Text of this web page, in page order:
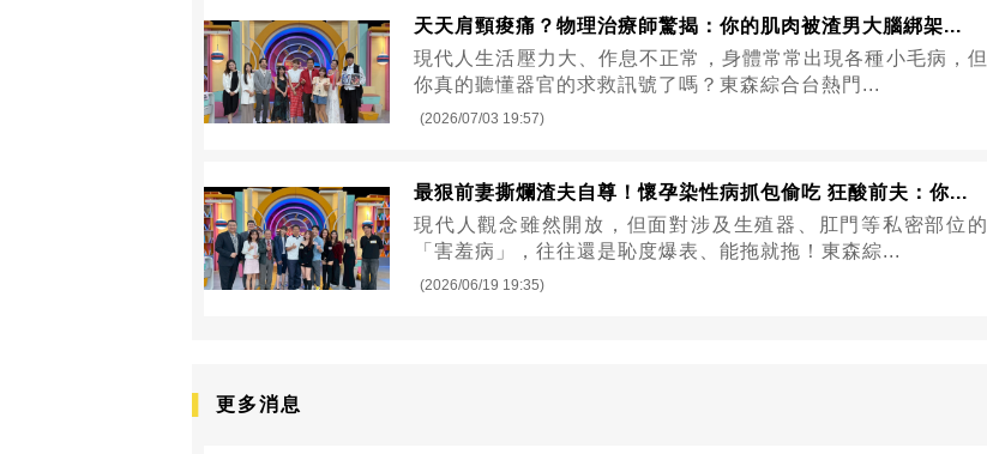
天天肩頸痠痛？物理治療師驚揭：你的肌肉被渣男大腦綁架...
現代人生活壓力大、作息不正常，身體常常出現各種小毛病，但
你真的聽懂器官的求救訊號了嗎？東森綜合台熱門...
(2026/07/03 19:57)
最狠前妻撕爛渣夫自尊！懷孕染性病抓包偷吃 狂酸前夫：你...
現代人觀念雖然開放，但面對涉及生殖器、肛門等私密部位的
「害羞病」，往往還是恥度爆表、能拖就拖！東森綜...
(2026/06/19 19:35)
更多消息